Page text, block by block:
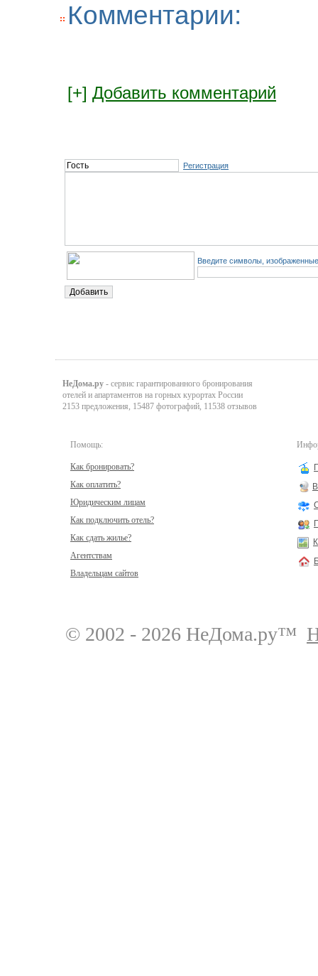
Комментарии:
[+] Добавить комментарий
Регистрация
Введите символы,
НеДома.ру - сервис гарантированного бронирования
отелей и апартаментов на горных курортах России
2153 предложения, 15487 фотографий, 11538 отзывов
Помощь:
Как бронировать?
Как оплатить?
Юридическим лицам
Как подключить отель?
Как сдать жилье?
Агентствам
Владельцам сайтов
© 2002 - 2026 НеДома.ру™